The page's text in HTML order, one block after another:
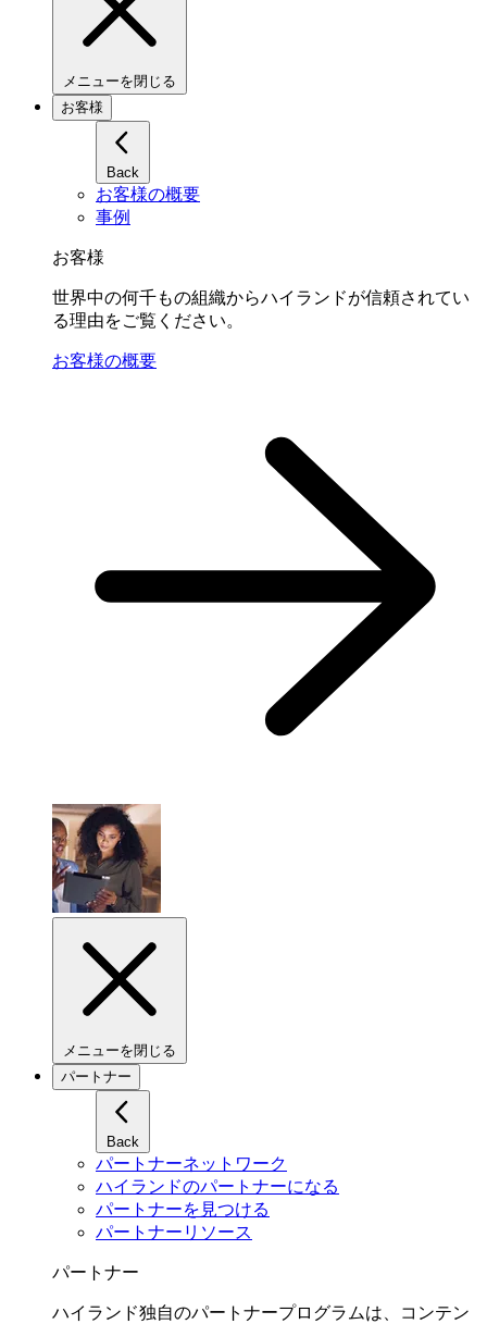
メニューを閉じる
お客様
Back
お客様の概要
事例
お客様
世界中の何千もの組織からハイランドが信頼されてい
る理由をご覧ください。
お客様の概要
メニューを閉じる
パートナー
Back
パートナーネットワーク
ハイランドのパートナーになる
パートナーを見つける
パートナーリソース
パートナー
ハイランド独自のパートナープログラムは、コンテン